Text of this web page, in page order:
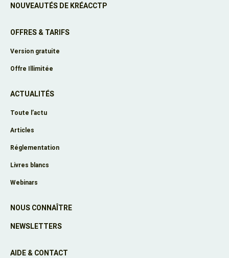
NOUVEAUTÉS DE KRÉACCTP
OFFRES & TARIFS
Version gratuite
Offre Illimitée
ACTUALITÉS
Toute l’actu
Articles
Réglementation
Livres blancs
Webinars
NOUS CONNAÎTRE
NEWSLETTERS
AIDE & CONTACT